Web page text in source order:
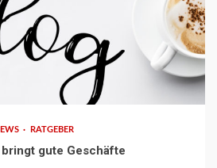
RATGEBER
gute Geschäfte